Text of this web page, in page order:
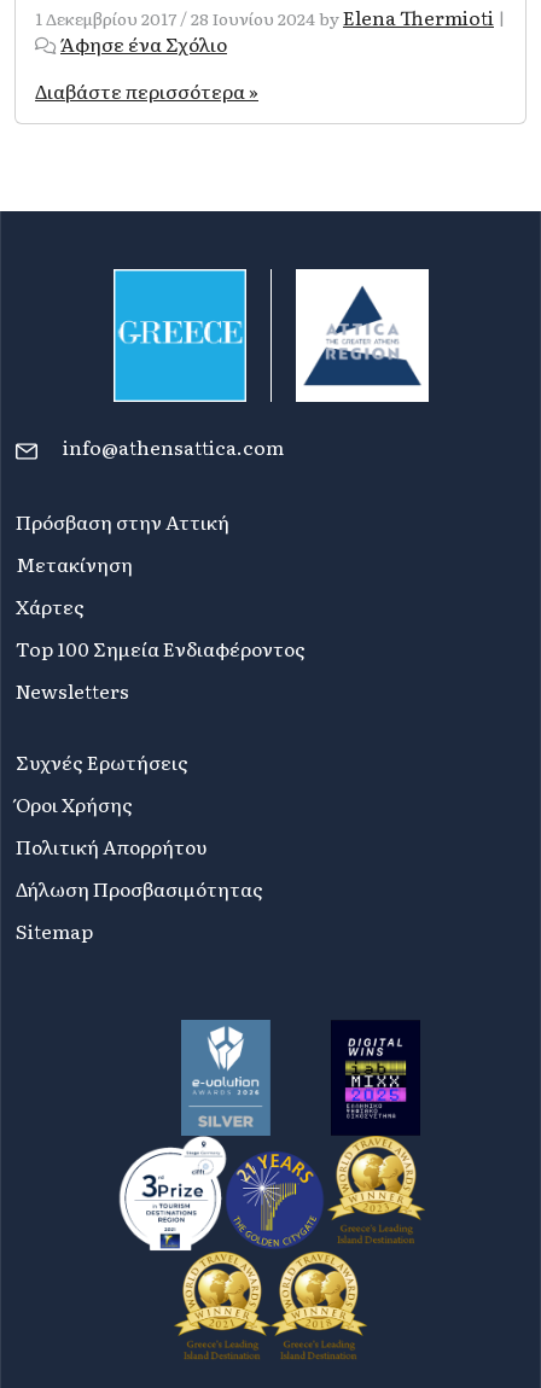
1 Δεκεμβρίου 2017 /28 Ιουνίου 2024byElena Thermioti |
Άφησε ένα Σχόλιο
Διαβάστε περισσότερα »
info@athensattica.com
Πρόσβαση στην Αττική
Μετακίνηση
Χάρτες
Top 100 Σημεία Ενδιαφέροντος
Newsletters
Συχνές Ερωτήσεις
Όροι Χρήσης
Πολιτική Απορρήτου
Δήλωση Προσβασιμότητας
Sitemap